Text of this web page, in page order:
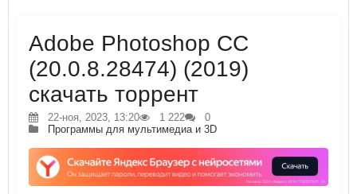
Adobe Photoshop CC
(20.0.8.28474) (2019)
скачать торрент
22-ноя, 2023, 13:20 1 222
0
Программы для мультимедиа и 3D